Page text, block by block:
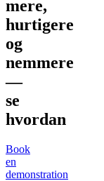
mere,
hurtigere
og
nemmere
—
se
hvordan
Book
en
demonstration